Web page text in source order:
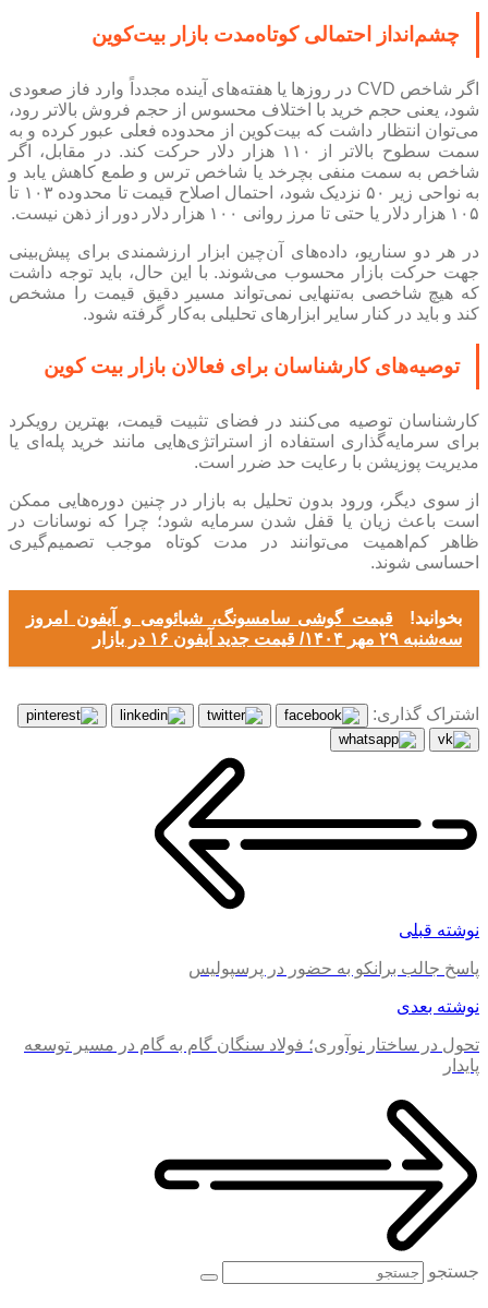
چشم‌انداز احتمالی کوتاه‌مدت بازار بیت‌کوین
اگر شاخص CVD در روزها یا هفته‌های آینده مجدداً وارد فاز صعودی
شود، یعنی حجم خرید با اختلاف محسوس از حجم فروش بالاتر رود،
می‌توان انتظار داشت که بیت‌کوین از محدوده فعلی عبور کرده و به
سمت سطوح بالاتر از ۱۱۰ هزار دلار حرکت کند. در مقابل، اگر
شاخص به سمت منفی بچرخد یا شاخص ترس و طمع کاهش یابد و
به نواحی زیر ۵۰ نزدیک شود، احتمال اصلاح قیمت تا محدوده ۱۰۳ تا
۱۰۵ هزار دلار یا حتی تا مرز روانی ۱۰۰ هزار دلار دور از ذهن نیست.
در هر دو سناریو، داده‌های آن‌چین ابزار ارزشمندی برای پیش‌بینی
جهت حرکت بازار محسوب می‌شوند. با این حال، باید توجه داشت
که هیچ شاخصی به‌تنهایی نمی‌تواند مسیر دقیق قیمت را مشخص
کند و باید در کنار سایر ابزارهای تحلیلی به‌کار گرفته شود.
توصیه‌های کارشناسان برای فعالان بازار بیت کوین
کارشناسان توصیه می‌کنند در فضای تثبیت قیمت، بهترین رویکرد
برای سرمایه‌گذاری استفاده از استراتژی‌هایی مانند خرید پله‌ای یا
مدیریت پوزیشن با رعایت حد ضرر است.
از سوی دیگر، ورود بدون تحلیل به بازار در چنین دوره‌هایی ممکن
است باعث زیان یا قفل شدن سرمایه شود؛ چرا که نوسانات در
ظاهر کم‌اهمیت می‌توانند در مدت کوتاه موجب تصمیم‌گیری
احساسی شوند.
بخوانید!
قیمت گوشی سامسونگ، شیائومی و آیفون امروز
سه‌شنبه ۲۹ مهر ۱۴۰۴/ قیمت جدید آیفون ۱۶ در بازار
اشتراک گذاری:
نوشته قبلی
پاسخ جالب برانکو به حضور در پرسپولیس
نوشته بعدی
تحول در ساختار نوآوری؛ فولاد سنگان گام به گام در مسیر توسعه
پایدار
جستجو